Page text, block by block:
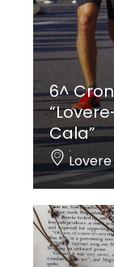
6^
Cala”
Lovere